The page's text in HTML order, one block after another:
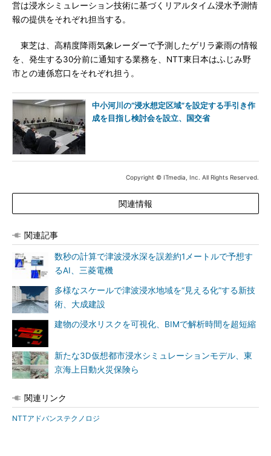
営は浸水シミュレーション技術に基づくリアルタイム浸水予測情
報の提供をそれぞれ担当する。
東芝は、高精度降雨気象レーダーで予測したゲリラ豪雨の情報
を、発生する30分前に通知する業務を、NTT東日本はふじみ野
市との連係窓口をそれぞれ担う。
中小河川の“浸水想定区域”を設定する手引き作
成を目指し検討会を設立、国交省
Copyright © ITmedia, Inc. All Rights Reserved.
関連情報
関連記事
数秒の計算で津波浸水深を誤差約1メートルで予想す
るAI、三菱電機
多様なスケールで津波浸水地域を“見える化”する新技
術、大成建設
建物の浸水リスクを可視化、BIMで解析時間を超短縮
新たな3D仮想都市浸水シミュレーションモデル、東
京海上日動火災保険ら
関連リンク
NTTアドバンステクノロジ